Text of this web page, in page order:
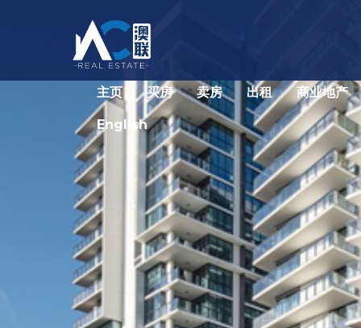
主页 买房 卖房 出租 商业地产
English